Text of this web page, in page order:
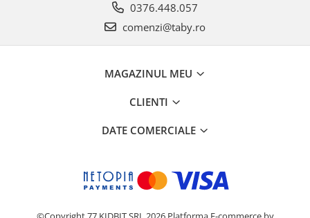
0376.448.057
comenzi@taby.ro
MAGAZINUL MEU
CLIENTI
DATE COMERCIALE